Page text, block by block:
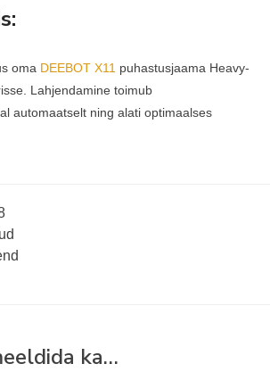
oma DEEBOT X11 puhastusjaama Heavy-
Lahjendamine toimub
automaatselt ning alati optimaalses
ka…